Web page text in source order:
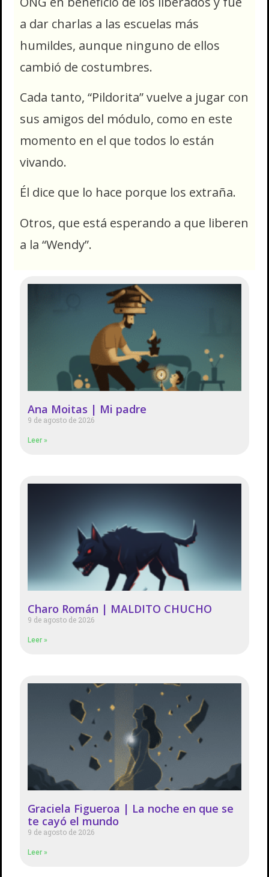
a dar charlas a las escuelas más
humildes, aunque ninguno de ellos
cambió de costumbres.
Cada tanto, “Pildorita” vuelve a jugar con
sus amigos del módulo, como en este
momento en el que todos lo están
vivando.
Él dice que lo hace porque los extraña.
Otros, que está esperando a que liberen
a la “Wendy”.
Ana Moitas | Mi padre
9 de agosto de 2026
Leer »
Charo Román | MALDITO CHUCHO
9 de agosto de 2026
Leer »
Graciela Figueroa | La noche en que se
te cayó el mundo
9 de agosto de 2026
Leer »